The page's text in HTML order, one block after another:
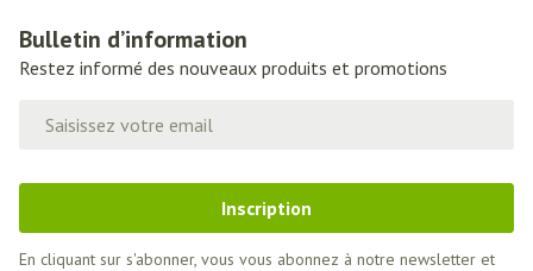
Bulletin d’information
Restez informé des nouveaux produits et promotions
Inscription
En cliquant sur s'abonner, vous vous abonnez à notre newsletter et